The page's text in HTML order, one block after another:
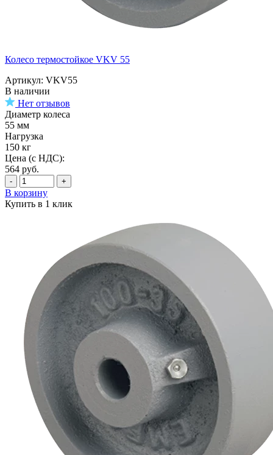
Колесо термостойкое VKV 55
Артикул: VKV55
В наличии
Нет отзывов
Диаметр колеса
55 мм
Нагрузка
150 кг
Цена (с НДС):
564 руб.
- +
В корзину
Купить в 1 клик